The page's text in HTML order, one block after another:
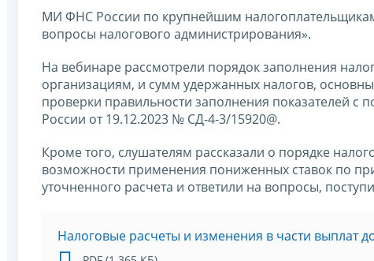
МИ ФНС России по крупнейшим
вопросы налогового администрирования».
На вебинаре рассмотрели порядок заполнения
организациям, и сумм удержанных налогов,
проверки правильности заполнения показателей
России от 19.12.2023 № СД-4-3/15920@.
Кроме того, слушателям рассказали о порядке
возможности применения пониженных ставок по
уточненного расчета и ответили на вопросы,
Налоговые расчеты и изменения в части выплат